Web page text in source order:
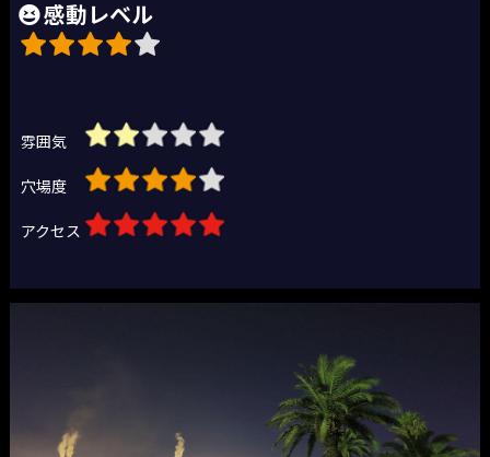
感動レベル
雰囲気
穴場度
アクセス